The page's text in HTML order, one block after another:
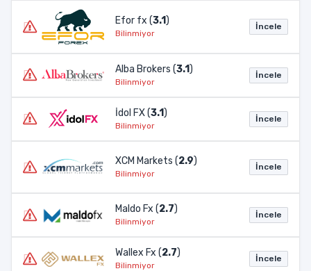
Efor fx (3.1)
Bilinmiyor
İncele
Alba Brokers (3.1)
Bilinmiyor
İncele
İdol FX (3.1)
Bilinmiyor
İncele
XCM Markets (2.9)
Bilinmiyor
İncele
Maldo Fx (2.7)
Bilinmiyor
İncele
Wallex Fx (2.7)
Bilinmiyor
İncele